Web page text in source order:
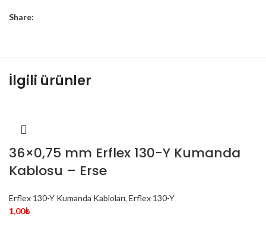
Share:
İlgili ürünler
36×0,75 mm Erflex 130-Y Kumanda
Kablosu – Erse
Erflex 130-Y Kumanda Kabloları, Erflex 130-Y
1,00₺